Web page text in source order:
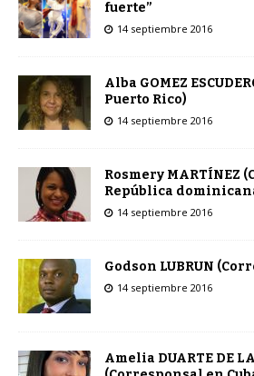
fuerte”
14 septiembre 2016
Alba GOMEZ
Puerto Rico)
14 septiembre 2016
Rosmery MARTÍNEZ
República
14 septiembre 2016
Godson LUBRUN
14 septiembre 2016
Amelia DUARTE DE